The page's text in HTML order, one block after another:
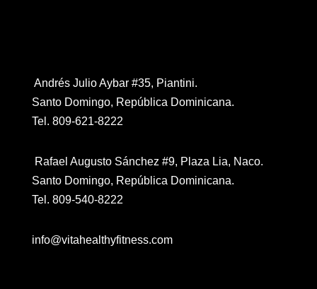
Andrés Julio Aybar #35, Piantini.
Santo Domingo, República Dominicana.
Tel. 809-621-8222
Rafael Augusto Sánchez #9, Plaza Lia, Naco.
Santo Domingo, República Dominicana.
Tel. 809-540-8222
info@vitahealthyfitness.com